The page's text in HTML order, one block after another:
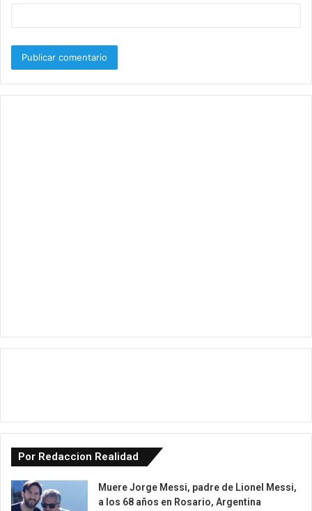
Por Redaccion Realidad
Muere Jorge Messi, padre de Lionel Messi,
a los 68 años en Rosario, Argentina